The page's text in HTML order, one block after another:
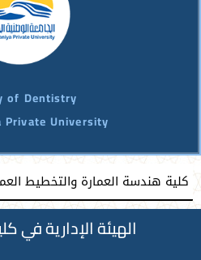
of Dentistry
University
الهيئة الإدارية في